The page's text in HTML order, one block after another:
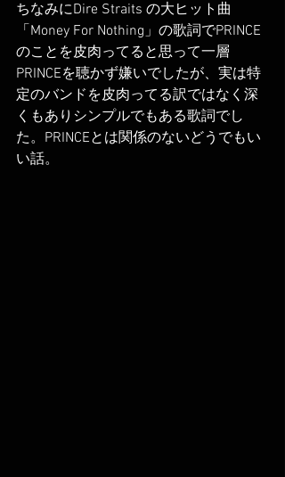
ちなみにDire Straits の大ヒット曲
「Money For Nothing」の歌詞でPRINCE
のことを皮肉ってると思って一層
PRINCEを聴かず嫌いでしたが、実は特
定のバンドを皮肉ってる訳ではなく深
くもありシンプルでもある歌詞でし
た。PRINCEとは関係のないどうでもい
い話。